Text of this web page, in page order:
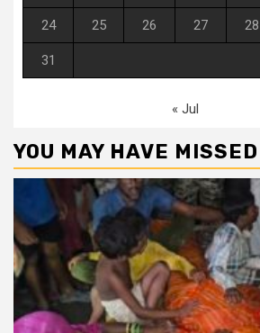
24 25 26 27 28
31
« Jul
YOU MAY HAVE MISSED